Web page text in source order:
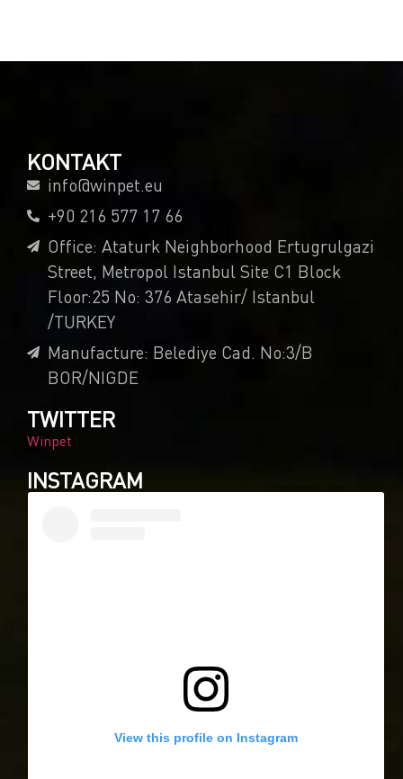
KONTAKT
info@winpet.eu
+90 216 577 17 66
Office: Ataturk Neighborhood Ertugrulgazi
Street, Metropol Istanbul Site C1 Block
Floor:25 No: 376 Atasehir/ Istanbul
/TURKEY
Manufacture: Belediye Cad. No:3/B
BOR/NIGDE
TWITTER
Winpet
INSTAGRAM
View this profile on Instagram